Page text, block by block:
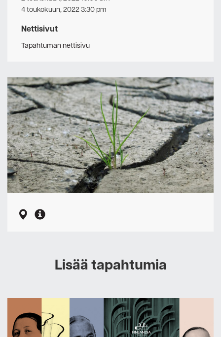
4 toukokuun, 2022 3:30 pm
Nettisivut
Tapahtuman nettisivu
Lisää tapahtumia